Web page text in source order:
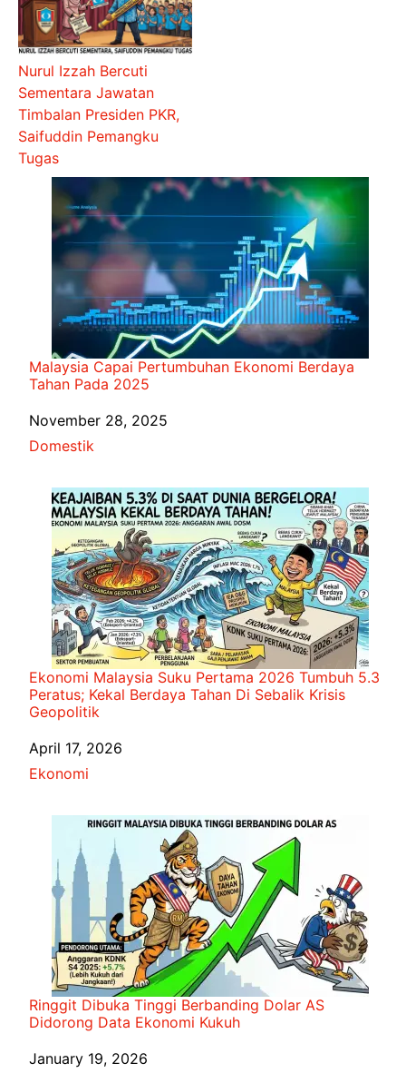
Nurul Izzah Bercuti
Sementara Jawatan
Timbalan Presiden PKR,
Saifuddin Pemangku
Tugas
Malaysia Capai Pertumbuhan Ekonomi Berdaya
Tahan Pada 2025
Date
November 28, 2025
In relation to
Domestik
Ekonomi Malaysia Suku Pertama 2026 Tumbuh 5.3
Peratus; Kekal Berdaya Tahan Di Sebalik Krisis
Geopolitik
Date
April 17, 2026
In relation to
Ekonomi
Ringgit Dibuka Tinggi Berbanding Dolar AS
Didorong Data Ekonomi Kukuh
Date
January 19, 2026